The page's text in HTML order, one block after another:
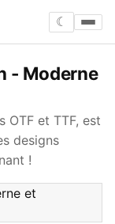
☾
- Moderne
OTF et TTF, est
designs
!